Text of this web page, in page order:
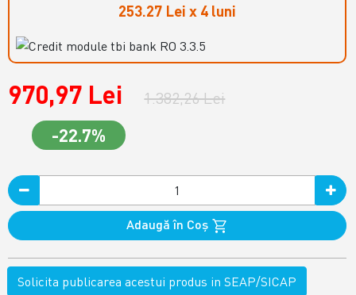
253.27 Lei x 4 luni
970,97 Lei 1.382,26 Lei
-22.7%
Adaugă în Coş
Solicita publicarea acestui produs in SEAP/SICAP